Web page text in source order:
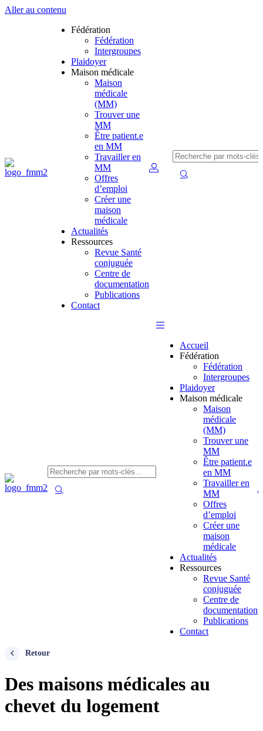
Aller au contenu
Fédération
Fédération
Intergroupes
Plaidoyer
Maison médicale
Maison
médicale
(MM)
Trouver une
MM
Être patient.e
en MM
Travailler en
MM
Offres
d’emploi
Créer une
maison
médicale
Actualités
Ressources
Revue Santé
conjuguée
Centre de
documentation
Publications
Contact
Accueil
Fédération
Fédération
Intergroupes
Plaidoyer
Maison médicale
Maison
médicale
(MM)
Trouver une
MM
Être patient.e
en MM
Travailler en
MM
Offres
d’emploi
Créer une
maison
médicale
Actualités
Ressources
Revue Santé
conjuguée
Centre de
documentation
Publications
Contact
Retour
Des maisons médicales au
chevet du logement